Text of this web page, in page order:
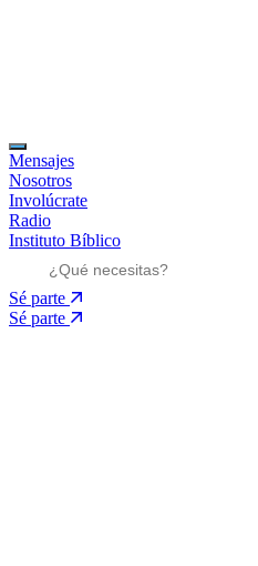
Mensajes
Nosotros
Involúcrate
Radio
Instituto Bíblico
Sé parte
Sé parte